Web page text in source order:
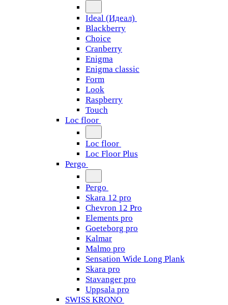
Ideal (Идеал)
Blackberry
Choice
Cranberry
Enigma
Enigma classic
Form
Look
Raspberry
Touch
Loc floor
Loc floor
Loc Floor Plus
Pergo
Pergo
Skara 12 pro
Chevron 12 Pro
Elements pro
Goeteborg pro
Kalmar
Malmo pro
Sensation Wide Long Plank
Skara pro
Stavanger pro
Uppsala pro
SWISS KRONO